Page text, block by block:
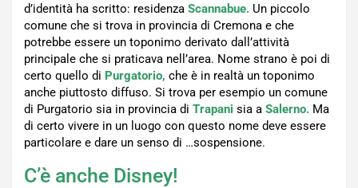
d’identità ha scritto: residenza Scannabue. Un piccolo
comune che si trova in provincia di Cremona e che
potrebbe essere un toponimo derivato dall’attività
principale che si praticava nell’area. Nome strano è poi di
certo quello di Purgatorio, che è in realtà un toponimo
anche piuttosto diffuso. Si trova per esempio un comune
di Purgatorio sia in provincia di Trapani sia a Salerno. Ma
di certo vivere in un luogo con questo nome deve essere
particolare e dare un senso di …sospensione.
C’è anche Disney!